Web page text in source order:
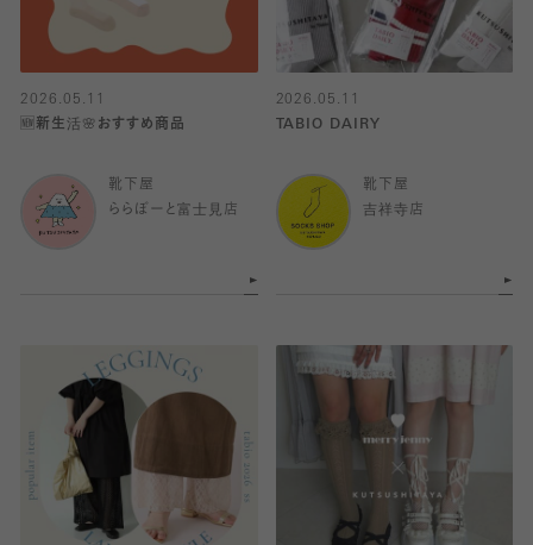
2026.05.11
🆕新生活🌸おすすめ商品
靴下屋
ららぽーと富士見店
2026.05.11
TABIO DAIRY
靴下屋
吉祥寺店